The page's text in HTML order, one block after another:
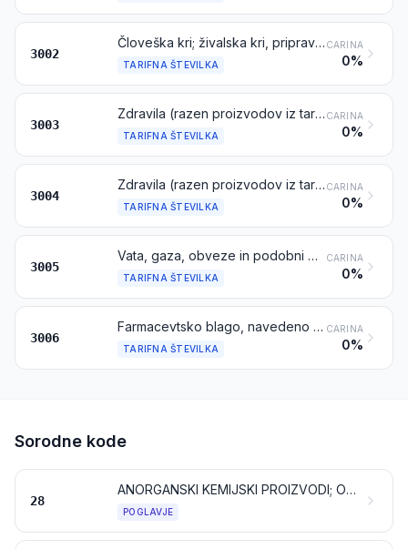
3002
Človeška kri; živalska kri, pripravljena za uporabo v terapevtske, profilaktične ali diagnostične namene; antiserumi in druge frakcije krvi ter imunološki proizvodi, modificirani ali nemodificirani ali dobljeni po biotehničnih postopkih; cepiva, toksini, kulture mikroorganizmov (razen kvasovk) in podobni proizvodi; celične kulture, modificirane ali nemodificirane
TARIFNA ŠTEVILKA
CARINA
0%
3003
Zdravila (razen proizvodov iz tarifnih številk 3002, 3005 ali 3006) iz mešanice dveh ali več sestavin, pripravljena za terapevtsko ali profilaktično uporabo, ki pa niso pripravljena v odmerjenih dozah ali v oblikah ali pakiranjih za prodajo na drobno
TARIFNA ŠTEVILKA
CARINA
0%
3004
Zdravila (razen proizvodov iz tarifnih številk 3002, 3005 ali 3006), ki sestoje iz pomešanih ali nepomešanih proizvodov za terapevtsko ali profilaktično uporabo, pripravljena v odmerjenih dozah (vključno tistih v obliki za uporabo skozi kožo) ali v oblikah ali pakiranjih za prodajo na drobno
TARIFNA ŠTEVILKA
CARINA
0%
3005
Vata, gaza, obveze in podobni proizvodi (npr. obliži, obkladki), impregnirani, premazani ali prevlečeni s farmacevtskimi snovmi ali pripravljeni v oblikah ali pakiranjih za prodajo na drobno, za medicinske, kirurške, zobarske ali veterinarske namene
TARIFNA ŠTEVILKA
CARINA
0%
3006
Farmacevtsko blago, navedeno v opombi 4 k temu poglavju
TARIFNA ŠTEVILKA
CARINA
0%
Sorodne kode
28
ANORGANSKI KEMIJSKI PROIZVODI; ORGANSKE ALI ANORGANSKE SPOJINE PLEMENITIH KOVIN, REDKIH ZEMELJSKIH KOVIN, RADIOAKTIVNIH ELEMENTOV ALI IZOTOPOV
POGLAVJE